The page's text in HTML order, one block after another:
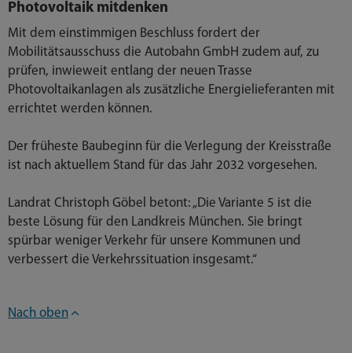
Photovoltaik mitdenken
Mit dem einstimmigen Beschluss fordert der
Mobilitätsausschuss die Autobahn GmbH zudem auf, zu
prüfen, inwieweit entlang der neuen Trasse
Photovoltaikanlagen als zusätzliche Energielieferanten mit
errichtet werden können.
Der früheste Baubeginn für die Verlegung der Kreisstraße
ist nach aktuellem Stand für das Jahr 2032 vorgesehen.
Landrat Christoph Göbel betont: „Die Variante 5 ist die
beste Lösung für den Landkreis München. Sie bringt
spürbar weniger Verkehr für unsere Kommunen und
verbessert die Verkehrssituation insgesamt.“
Nach oben